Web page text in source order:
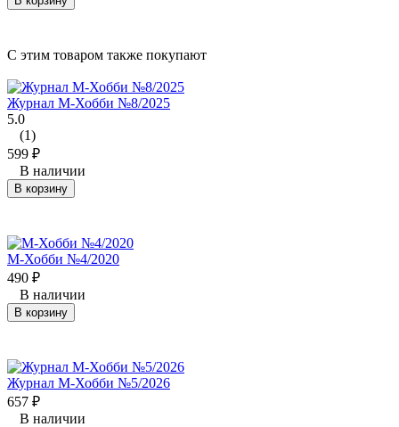
C этим товаром также покупают
Журнал М-Хобби №8/2025
5.0
(1)
599 ₽
В наличии
В корзину
М-Хобби №4/2020
490 ₽
В наличии
В корзину
Журнал М-Хобби №5/2026
657 ₽
В наличии